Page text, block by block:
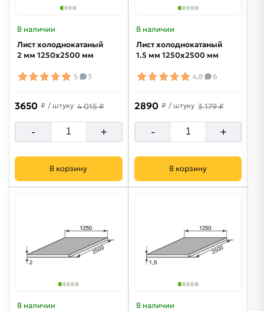
В наличии
Лист холоднокатаный
2 мм 1250х2500 мм
5 3
3650 ₽ / штуку 4 015 ₽
- +
В корзину
В наличии
Лист холоднокатаный
1.5 мм 1250х2500 мм
4.8 6
2890 ₽ / штуку 3 179 ₽
- +
В корзину
В наличии
В наличии